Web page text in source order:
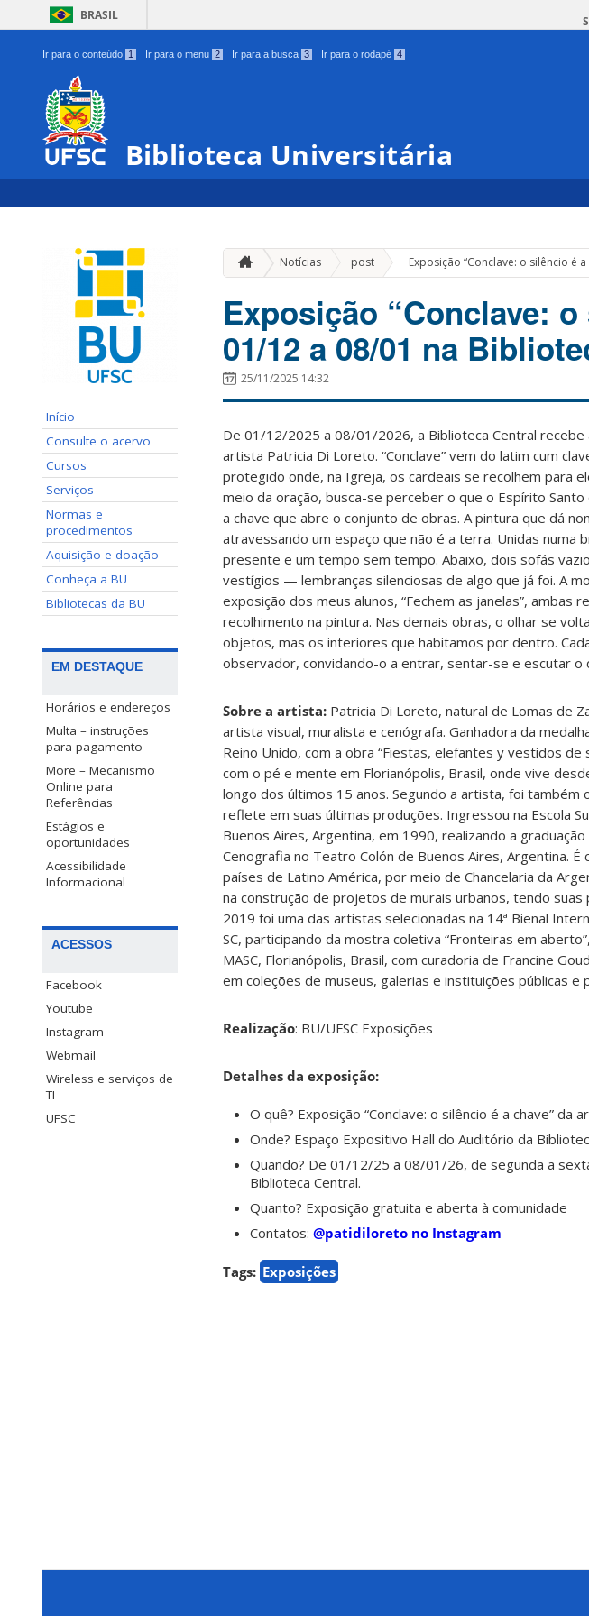
BRASIL
Ir para o conteúdo 1 Ir para o menu 2 Ir para a busca 3 Ir para o rodapé 4
Biblioteca Universitária
Início
Consulte o acervo
Cursos
Serviços
Normas e
procedimentos
Aquisição e doação
Conheça a BU
Bibliotecas da BU
EM DESTAQUE
Horários e endereços
Multa – instruções
para pagamento
More – Mecanismo
Online para
Referências
Estágios e
oportunidades
Acessibilidade
Informacional
ACESSOS
Facebook
Youtube
Instagram
Webmail
Wireless e serviços de
TI
UFSC
Notícias post » Exposição “Conclave: o silêncio é
Exposição “Conclave:
01/12 a 08/01 na
25/11/2025 14:32
De 01/12/2025 a 08/01/2026, a Biblioteca Central recebe
artista Patricia Di Loreto. “Conclave” vem do latim cum
protegido onde, na Igreja, os cardeais se recolhem para
meio da oração, busca-se perceber o que o Espírito
a chave que abre o conjunto de obras. A pintura que dá
atravessando um espaço que não é a terra. Unidas numa
presente e um tempo sem tempo. Abaixo, dois sofás
vestígios — lembranças silenciosas de algo que já foi. A
exposição dos meus alunos, “Fechem as janelas”,
recolhimento na pintura. Nas demais obras, o olhar se
objetos, mas os interiores que habitamos por dentro.
observador, convidando-o a entrar, sentar-se e escutar o
Sobre a artista: Patricia Di Loreto, natural de Lomas de
artista visual, muralista e cenógrafa. Ganhadora da
Reino Unido, com a obra “Fiestas, elefantes y vestidos de
com o pé e mente em Florianópolis, Brasil, onde vive
longo dos últimos 15 anos. Segundo a artista, foi também
reflete em suas últimas produções. Ingressou na Escola
Buenos Aires, Argentina, em 1990, realizando a
Cenografia no Teatro Colón de Buenos Aires, Argentina.
países de Latino América, por meio de Chancelaria da
na construção de projetos de murais urbanos, tendo
2019 foi uma das artistas selecionadas na 14ª Bienal
SC, participando da mostra coletiva “Fronteiras em
MASC, Florianópolis, Brasil, com curadoria de Francine
em coleções de museus, galerias e instituições públicas e
Realização: BU/UFSC Exposições
Detalhes da exposição:
O quê? Exposição “Conclave: o silêncio é a chave” da
Onde? Espaço Expositivo Hall do Auditório da
Quando? De 01/12/25 a 08/01/26, de segunda a
Biblioteca Central.
Quanto? Exposição gratuita e aberta à comunidade
Contatos: @patidiloreto no Instagram
Tags: Exposições